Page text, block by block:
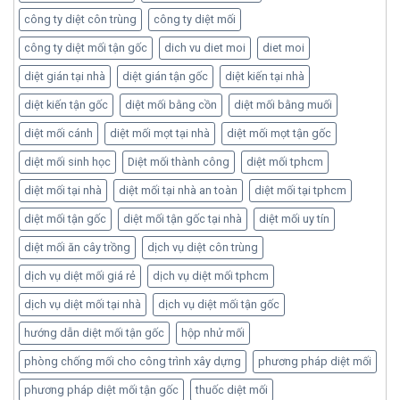
công ty diệt côn trùng công ty diệt mối
công ty diệt mối tận gốc dich vu diet moi diet moi
diệt gián tại nhà diệt gián tận gốc diệt kiến tại nhà
diệt kiến tận gốc diệt mối bằng cồn diệt mối bằng muối
diệt mối cánh diệt mối mọt tại nhà diệt mối mọt tận gốc
diệt mối sinh học Diệt mối thành công diệt mối tphcm
diệt mối tại nhà diệt mối tại nhà an toàn diệt mối tại tphcm
diệt mối tận gốc diệt mối tận gốc tại nhà diệt mối uy tín
diệt mối ăn cây trồng dịch vụ diệt côn trùng
dịch vụ diệt mối giá rẻ dịch vụ diệt mối tphcm
dịch vụ diệt mối tại nhà dịch vụ diệt mối tận gốc
hướng dẫn diệt mối tận gốc hộp nhử mối
phòng chống mối cho công trình xây dựng phương pháp diệt mối
phương pháp diệt mối tận gốc thuốc diệt mối